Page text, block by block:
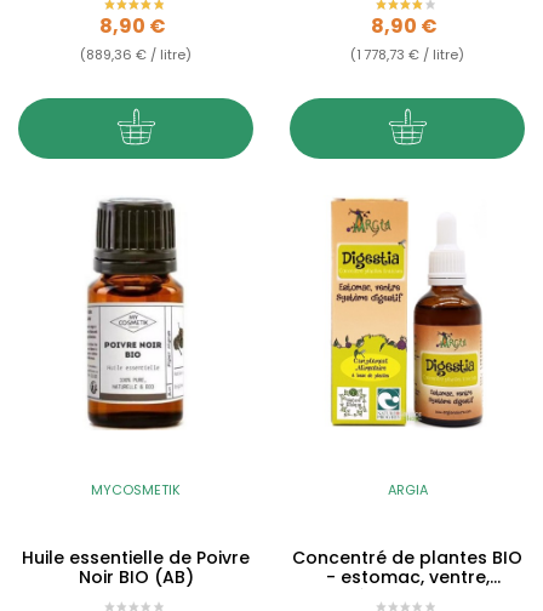
Prix
8,90 €
(889,36 € / litre)
Prix
8,90 €
(1 778,73 € / litre)
MYCOSMETIK
Huile essentielle de Poivre
Noir BIO (AB)
ARGIA
Concentré de plantes BIO
- estomac, ventre,
système digestif -...